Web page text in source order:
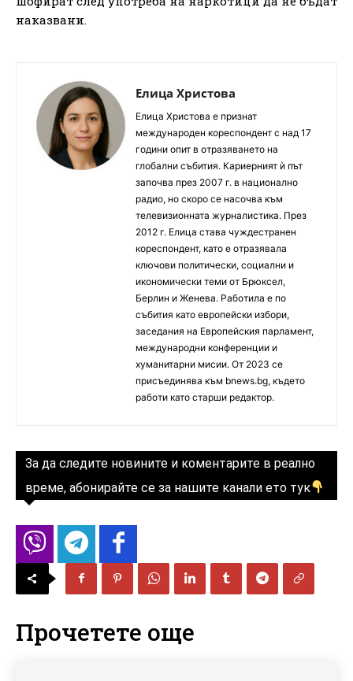
наказвани.
Елица Христова
Елица Христова е признат
международен кореспондент с над 17
години опит в отразяването на
глобални събития. Кариерният ѝ път
започва през 2007 г. в национално
радио, но скоро се насочва към
телевизионната журналистика. През
2012 г. Елица става чуждестранен
кореспондент, като е отразявала
ключови политически, социални и
икономически теми от Брюксел,
Берлин и Женева. Работила е по
събития като европейски избори,
заседания на Европейския парламент,
международни конференции и
хуманитарни мисии. От 2023 се
присъединява към bnews.bg, където
работи като старши редактор.
За да следите новините и коментарите в реално
време, абонирайте се за нашите канали ето тук
Прочетете още